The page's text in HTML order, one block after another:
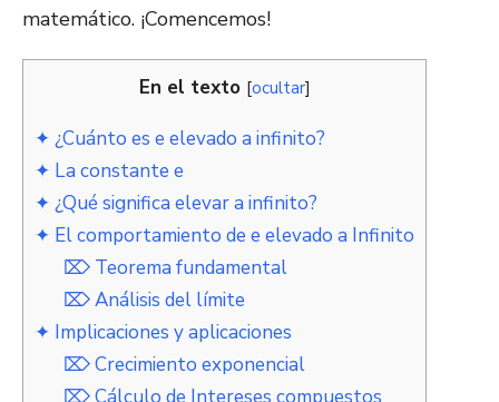
matemático. ¡Comencemos!
En el texto [ocultar]
✦ ¿Cuánto es e elevado a infinito?
✦ La constante e
✦ ¿Qué significa elevar a infinito?
✦ El comportamiento de e elevado a Infinito
⌦ Teorema fundamental
⌦ Análisis del límite
✦ Implicaciones y aplicaciones
⌦ Crecimiento exponencial